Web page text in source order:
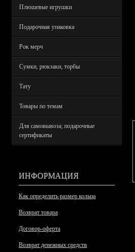
Плюшевые игрушки
Подарочная упаковка
Рок мерч
Сумки, рюкзаки, торбы
Тату
Товары по темам
Для самовывоза; подарочные
сертификаты
ИНФОРМАЦИЯ
Как определить размер кольца
Возврат товара
Договор-оферта
Возврат денежных средств